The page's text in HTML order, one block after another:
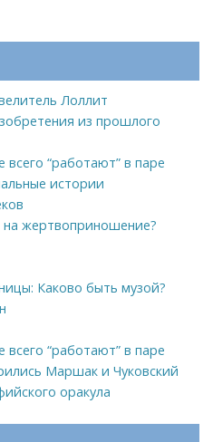
Лоллит
из прошлого
“работают” в паре
истории
жертвоприношение?
Каково быть музой?
“работают” в паре
Маршак и Чуковский
оракула